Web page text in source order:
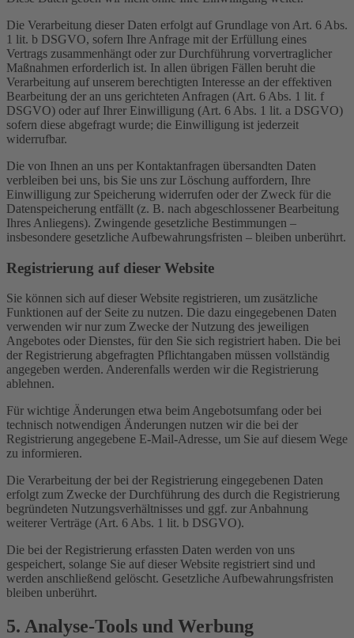
Die Verarbeitung dieser Daten erfolgt auf Grundlage von Art. 6 Abs.
1 lit. b DSGVO, sofern Ihre Anfrage mit der Erfüllung eines
Vertrags zusammenhängt oder zur Durchführung vorvertraglicher
Maßnahmen erforderlich ist. In allen übrigen Fällen beruht die
Verarbeitung auf unserem berechtigten Interesse an der effektiven
Bearbeitung der an uns gerichteten Anfragen (Art. 6 Abs. 1 lit. f
DSGVO) oder auf Ihrer Einwilligung (Art. 6 Abs. 1 lit. a DSGVO)
sofern diese abgefragt wurde; die Einwilligung ist jederzeit
widerrufbar.
Die von Ihnen an uns per Kontaktanfragen übersandten Daten
verbleiben bei uns, bis Sie uns zur Löschung auffordern, Ihre
Einwilligung zur Speicherung widerrufen oder der Zweck für die
Datenspeicherung entfällt (z. B. nach abgeschlossener Bearbeitung
Ihres Anliegens). Zwingende gesetzliche Bestimmungen –
insbesondere gesetzliche Aufbewahrungsfristen – bleiben unberührt.
Registrierung auf dieser Website
Sie können sich auf dieser Website registrieren, um zusätzliche
Funktionen auf der Seite zu nutzen. Die dazu eingegebenen Daten
verwenden wir nur zum Zwecke der Nutzung des jeweiligen
Angebotes oder Dienstes, für den Sie sich registriert haben. Die bei
der Registrierung abgefragten Pflichtangaben müssen vollständig
angegeben werden. Anderenfalls werden wir die Registrierung
ablehnen.
Für wichtige Änderungen etwa beim Angebotsumfang oder bei
technisch notwendigen Änderungen nutzen wir die bei der
Registrierung angegebene E-Mail-Adresse, um Sie auf diesem Wege
zu informieren.
Die Verarbeitung der bei der Registrierung eingegebenen Daten
erfolgt zum Zwecke der Durchführung des durch die Registrierung
begründeten Nutzungsverhältnisses und ggf. zur Anbahnung
weiterer Verträge (Art. 6 Abs. 1 lit. b DSGVO).
Die bei der Registrierung erfassten Daten werden von uns
gespeichert, solange Sie auf dieser Website registriert sind und
werden anschließend gelöscht. Gesetzliche Aufbewahrungsfristen
bleiben unberührt.
5. Analyse-Tools und Werbung